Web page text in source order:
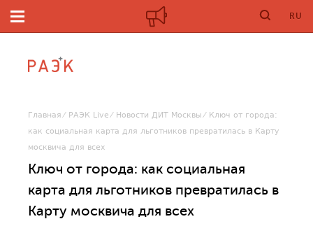
RU
Главная РАЭК Live Новости ДИТ Москвы
Ключ от города:
как социальная карта для льготников превратилась в Карту
москвича для всех
Ключ от города: как социальная
карта для льготников превратилась в
Карту москвича для всех